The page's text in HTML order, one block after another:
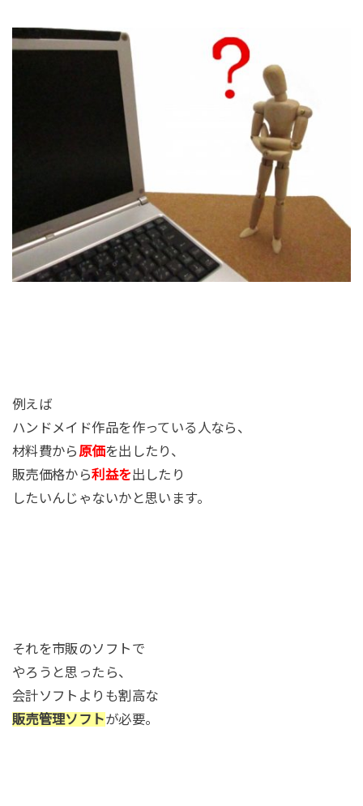
例えば
ハンドメイド作品を作っている人なら、
材料費から 原価を出したり、
販売価格から利益を出したり
したいんじゃないかと思います。
それを市販のソフトで
やろうと思ったら、
会計ソフトよりも割高な
販売管理ソフトが必要。